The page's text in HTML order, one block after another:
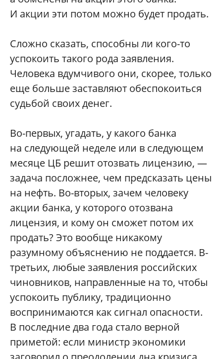
И акции эти потом можно будет продать.
Сложно сказать, способны ли кого-то
успокоить такого рода заявления.
Человека вдумчивого они, скорее, только
еще больше заставляют обеспокоиться
судьбой своих денег.
Во-первых, угадать, у какого банка
на следующей неделе или в следующем
месяце ЦБ решит отозвать лицензию, —
задача посложнее, чем предсказать цены
на нефть. Во-вторых, зачем человеку
акции банка, у которого отозвана
лицензия, и кому он сможет потом их
продать? Это вообще никакому
разумному объяснению не поддается. В-
третьих, любые заявления российских
чиновников, направленные на то, чтобы
успокоить публику, традиционно
воспринимаются как сигнал опасности.
В последние два года стало верной
приметой: если министр экономики